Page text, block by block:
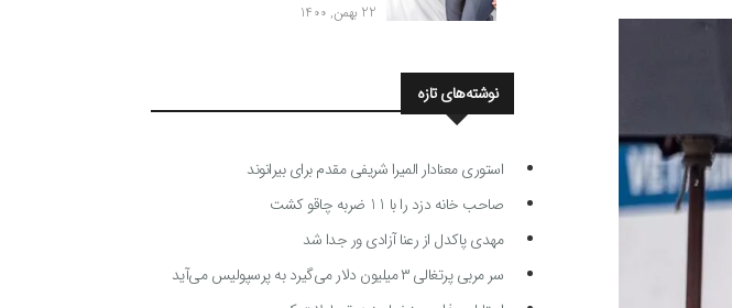
22 بهمن, 1400
نوشته‌های تازه
استوری معنادار المیرا شریفی مقدم برای بیرانوند
صاحب خانه دزد را با 11 ضربه چاقو کشت
مهدی پاکدل از رعنا آزادی ور جدا شد
سر مربی پرتغالی ۳ میلیون دلار می‌گیرد به پرسپولیس می‌آید